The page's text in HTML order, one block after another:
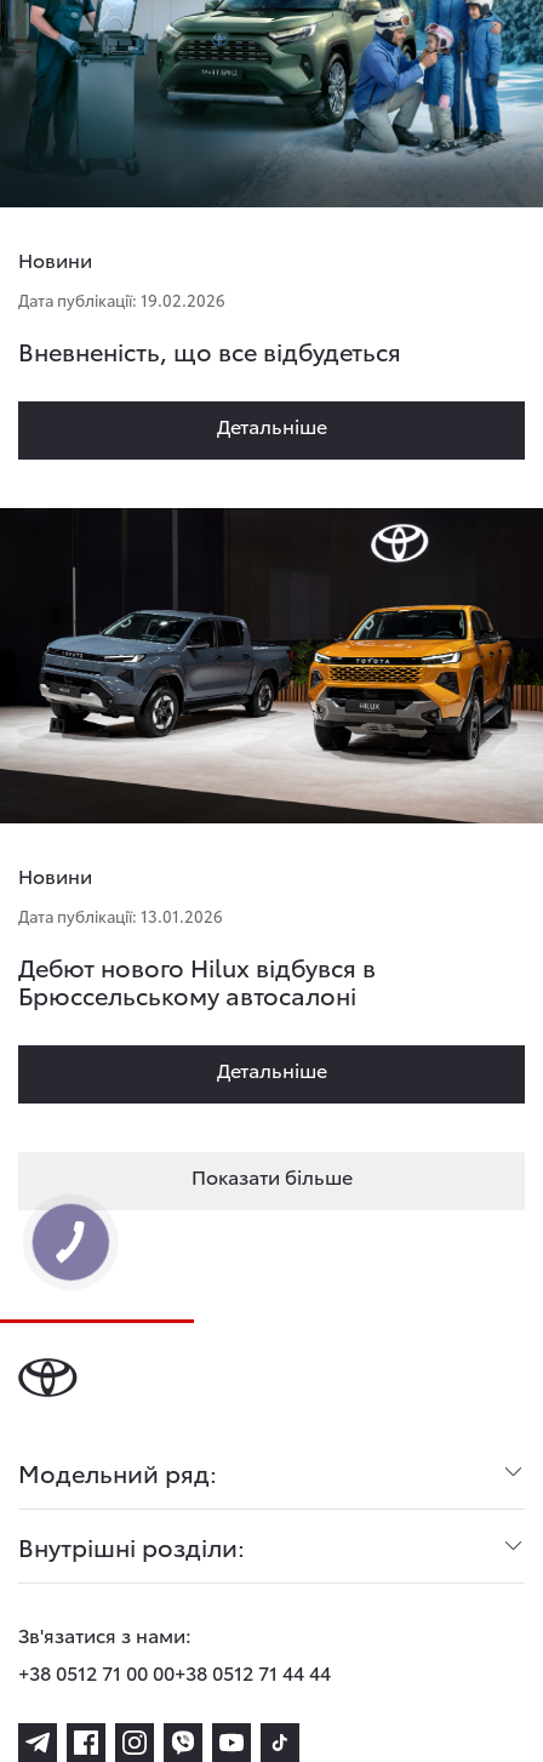
Новини
Дата публікації: 19.02.2026
Вневненість, що все відбудеться
Детальнiше
Новини
Дата публікації: 13.01.2026
Дебют нового Hilux відбувся в
Брюссельському автосалоні
Детальнiше
Показати більше
Модельний ряд:
Внутрішні розділи:
Зв'язатися з нами:
+38 0512 71 00 00+38 0512 71 44 44